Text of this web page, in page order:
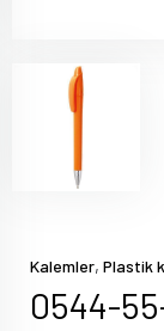
Kalemler, Plastik
0544-